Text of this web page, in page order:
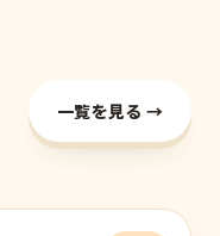
一覧を見る →